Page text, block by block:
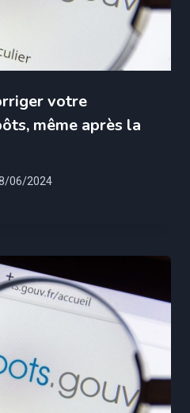
votre
même après la
06/2024